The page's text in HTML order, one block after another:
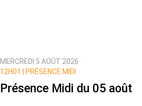
MERCREDI 5 AOÛT 2026
12H01 |
PRÉSENCE MIDI
Présence Midi du 05 août